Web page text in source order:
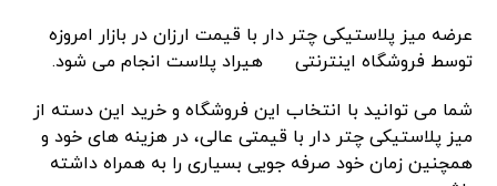
عرضه میز پلاستیکی چتر دار با قیمت ارزان در بازار امروزه
توسط فروشگاه اینترنتی
هیراد پلاست انجام می شود.
شما می توانید با انتخاب این فروشگاه و خرید این دسته از
میز پلاستیکی چتر دار با قیمتی عالی، در هزینه های خود و
همچنین زمان خود صرفه جویی بسیاری را به همراه داشته